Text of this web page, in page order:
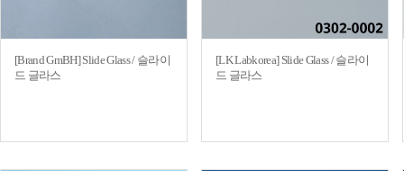
[Brand GmBH] Slide Glass / 슬라이
드 글라스
[LK Labkorea] Slide Glass / 슬라이
드 글라스